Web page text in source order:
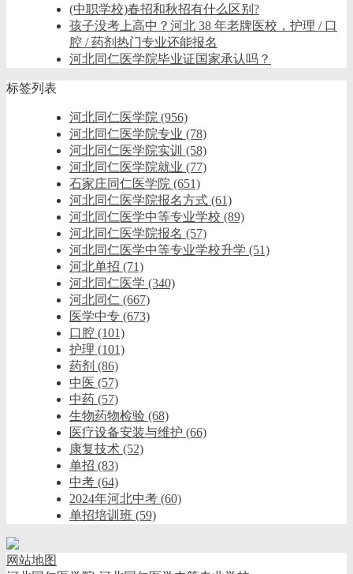
(中职学校)春招和秋招有什么区别?
孩子没考上高中？河北 38 年老牌医校，护理 / 口
腔 / 药剂热门专业还能报名
河北同仁医学院毕业证国家承认吗？
标签列表
河北同仁医学院 (956)
河北同仁医学院专业 (78)
河北同仁医学院实训 (58)
河北同仁医学院就业 (77)
石家庄同仁医学院 (651)
河北同仁医学院报名方式 (61)
河北同仁医学中等专业学校 (89)
河北同仁医学院报名 (57)
河北同仁医学中等专业学校升学 (51)
河北单招 (71)
河北同仁医学 (340)
河北同仁 (667)
医学中专 (673)
口腔 (101)
护理 (101)
药剂 (86)
中医 (57)
中药 (57)
生物药物检验 (68)
医疗设备安装与维护 (66)
康复技术 (52)
单招 (83)
中考 (64)
2024年河北中考 (60)
单招培训班 (59)
网站地图